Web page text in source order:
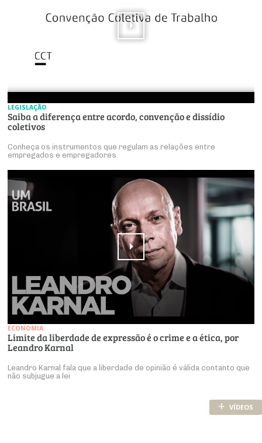
LEGISLAÇÃO
Saiba a diferença entre acordo, convenção e dissídio
coletivos
Conheça os instrumentos que regulam as relações entre
empregados e empregadores.
ECONOMIA
Limite da liberdade de expressão é o crime e a ética, por
Leandro Karnal
Leandro Karnal fala que a liberdade de opinião é válida contanto que
não subjugue a lei
+ VÍDEOS